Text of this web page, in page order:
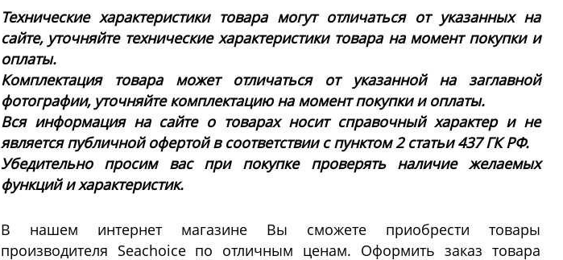
Технические характеристики товара могут отличаться от указанных на
сайте, уточняйте технические характеристики товара на момент покупки и
оплаты.
Комплектация товара может отличаться от указанной на заглавной
фотографии, уточняйте комплектацию на момент покупки и оплаты.
Вся информация на сайте о товарах носит справочный характер и не
является публичной офертой в соответствии с пунктом 2 статьи 437 ГК РФ.
Убедительно просим вас при покупке проверять наличие желаемых
функций и характеристик.
В нашем интернет магазине Вы сможете приобрести товары
производителя Seachoice по отличным ценам. Оформить заказ товара